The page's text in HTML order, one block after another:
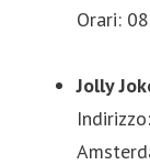
Orari:
Jolly